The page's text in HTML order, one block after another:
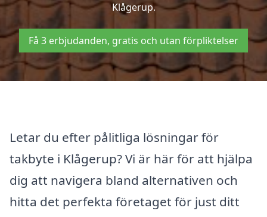
Klågerup.
Få 3 erbjudanden, gratis och utan förpliktelser
Letar du efter pålitliga lösningar för
takbyte i Klågerup? Vi är här för att hjälpa
dig att navigera bland alternativen och
hitta det perfekta företaget för just ditt